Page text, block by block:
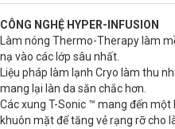
CÔNG NGHỆ HYPER-INFUSION
Làm nóng Thermo-Therapy làm
nạ vào các lớp sâu nhất.
Liệu pháp làm lạnh Cryo làm thu
mang lại làn da săn chắc hơn.
Các xung T-Sonic ™ mang đến
khuôn mặt để tăng vẻ rạng rỡ cho